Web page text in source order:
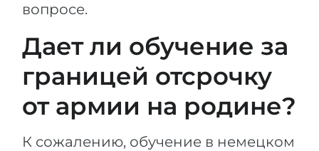
ПРОФЕССИИ
Профессии
Специальности
Примеры вакансий
КАРЬЕРНОЕ ОРИЕНТИРОВАНИЕ
ПОСТУПАЕМ НА...
Медицина
Физика
Менеджмент
Другая специальность
вопросе.
Дает ли обучение за
границей отсрочку
от армии на родине?
К сожалению, обучение в немецком